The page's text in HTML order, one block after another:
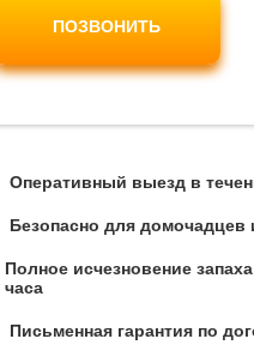
ПОЗВОНИТЬ
Оперативный выезд в
Безопасно для домочадцев
Полное исчезновение
часа
Письменная гарантия по